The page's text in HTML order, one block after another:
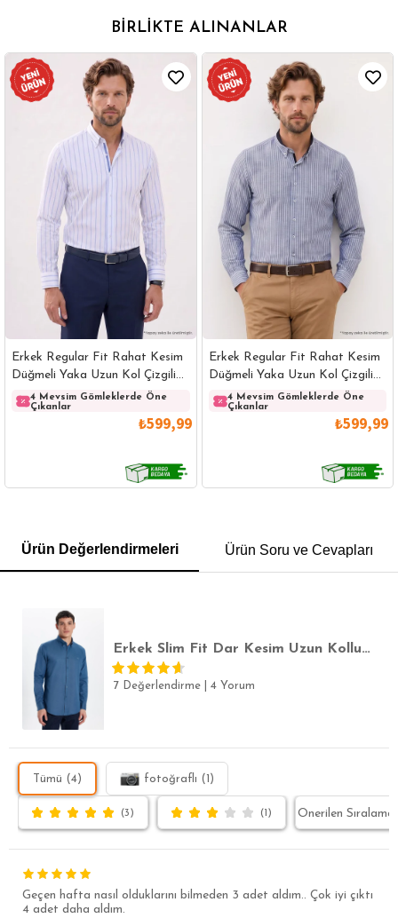
BIRLIKTE ALINANLAR
Erkek Regular Fit Rahat Kesim
Düğmeli Yaka Uzun Kol Çizgili
Pamuklu Beyaz Gömlek
4 Mevsim Gömleklerde Öne
Çıkanlar
₺599,99
Erkek Regular Fit Rahat Kesim
Düğmeli Yaka Uzun Kol Çizgili
Pamuklu Lacivert Gömlek
4 Mevsim Gömleklerde Öne
Çıkanlar
₺599,99
POLO YAKA T-SHIRT KEMER BOXER
Ürün Değerlendirmeleri Ürün Soru ve Cevapları
Erkek Slim Fit Dar Kesim Uzun Kollu Pamuklu Oxford Doku Lacivert Düğmeli Yaka Gömlek
7 Değerlendirme 4 Yorum
Tümü (4) fotoğraflı (1)
(3) (1)
Geçen hafta nasıl olduklarını bilmeden 3 adet aldım.. Çok iyi çıktı
4 adet daha aldım.